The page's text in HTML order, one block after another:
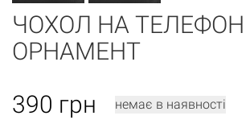
ЧОХОЛ НА ТЕЛЕФОН
ОРНАМЕНТ
390 грн немає в наявності